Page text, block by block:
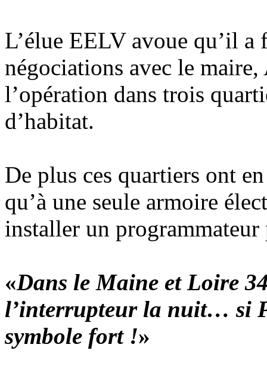
L’élue EELV avoue qu’il a
négociations avec le
l’opération dans trois
d’habitat.
De plus ces quartiers ont
qu’à une seule armoire
installer un
«Dans le Maine et Loire
l’interrupteur la nuit… si
symbole fort !»